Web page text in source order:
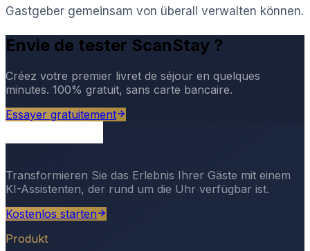
Gastgeber gemeinsam von überall verwalten können.
Envie de tester ScanStay ?
Créez votre premier livret de séjour en quelques
minutes. 100% gratuit, sans carte bancaire.
Essayer gratuitement
Transformieren Sie das Erlebnis Ihrer Gäste mit einem
KI-Assistenten, der rund um die Uhr verfügbar ist.
Kostenlos starten
Produkt